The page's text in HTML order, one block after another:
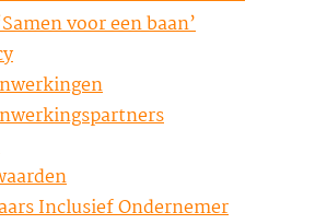
voor een baan’
Inclusief Ondernemer